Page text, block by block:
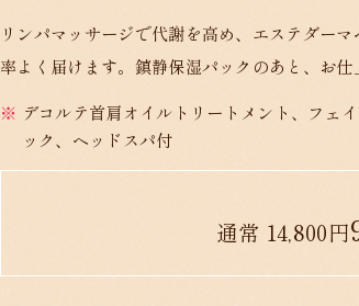
リンパマッサージで代謝を高め、エステダー
率よく届けます。鎮静保湿パックのあと、お
デコルテ首肩オイルトリートメント、フェ
ック、ヘッドスパ付
通常 14,800円